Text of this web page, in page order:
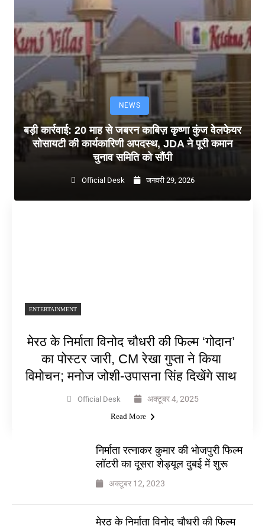
NEWS
बड़ी कार्रवाई: 20 माह से जबरन काबिज़ कृष्णा कुंज वेलफेयर
सोसायटी की कार्यकारिणी अपदस्थ, JDA ने पूरी कमान
चुनाव समिति को सौंपी
Official Desk जनवरी 29, 2026
ENTERTAINMENT
मेरठ के निर्माता विनोद चौधरी की फिल्म ‘गोदान’
का पोस्टर जारी, CM रेखा गुप्ता ने किया
विमोचन; मनोज जोशी-उपासना सिंह दिखेंगे साथ
Official Desk अक्टूबर 4, 2025
Read More
निर्माता रत्नाकर कुमार की भोजपुरी फिल्म
लॉटरी का दूसरा शेड्यूल दुबई में शुरू
अक्टूबर 12, 2023
मेरठ के निर्माता विनोद चौधरी की फिल्म